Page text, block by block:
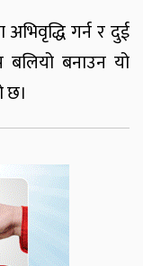
गर्न र दुई
बनाउन यो
छ।